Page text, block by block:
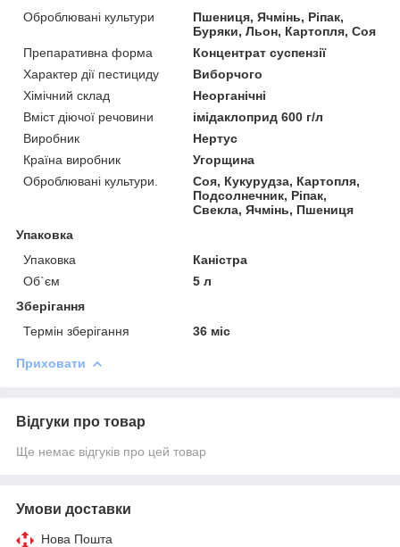
Оброблювані культури
Пшениця, Ячмінь, Ріпак,
Буряки, Льон, Картопля, Соя
Препаративна форма
Концентрат суспензії
Характер дії пестициду
Виборчого
Хімічний склад
Неорганічні
Вміст діючої речовини
імідаклоприд 600 г/л
Виробник
Нертус
Країна виробник
Угорщина
Оброблювані культури.
Соя, Кукурудза, Картопля,
Подсолнечник, Ріпак,
Свекла, Ячмінь, Пшениця
Упаковка
Упаковка
Каністра
Об`єм
5 л
Зберігання
Термін зберігання
36 міс
Приховати
Відгуки про товар
Ще немає відгуків про цей товар
Умови доставки
Нова Пошта